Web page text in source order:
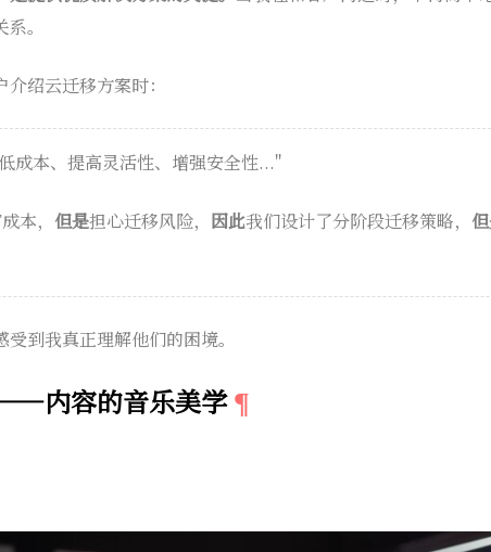
。
介绍云迁移方案时：
成本、提高灵活性、增强安全性..."
本， 但是担心迁移风险， 因此我们设计了分阶段迁移策略，
到我真正理解他们的困境。
内容的音乐美学